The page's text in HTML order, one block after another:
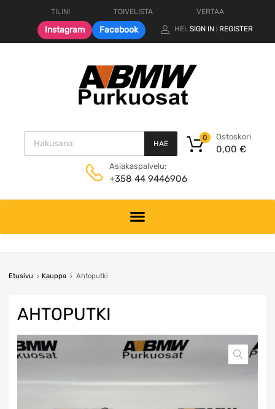
TILINI TOIVELISTA VERTAA
Instagram Facebook HEI. SIGN IN REGISTER
Products search
HAE
Ostoskori
0,00 €
0
Asiakaspalvelu:
+358 44 9446906
content
Etusivu Kauppa Ahtoputki
AHTOPUTKI